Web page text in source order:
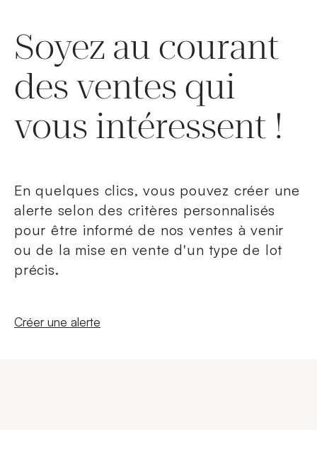
Soyez au courant
des ventes qui
vous intéressent !
En quelques clics, vous pouvez créer une
alerte selon des critères personnalisés
pour être informé de nos ventes à venir
ou de la mise en vente d'un type de lot
précis.
Nouvelle fenêtre
Créer une alerte